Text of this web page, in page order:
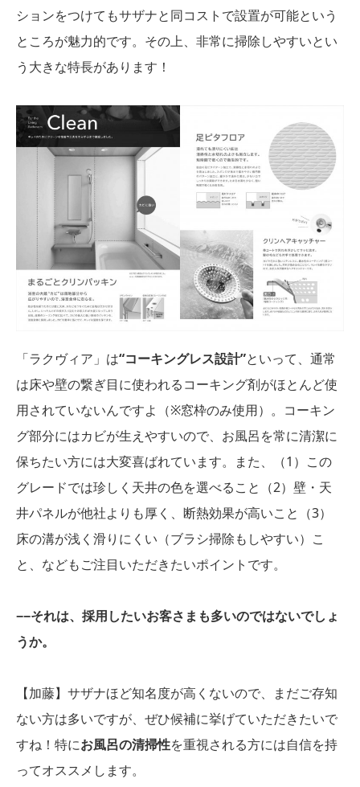
ションをつけてもサザナと同コストで設置が可能という
ところが魅力的です。その上、非常に掃除しやすいとい
う大きな特長があります！
「ラクヴィア」は“コーキングレス設計”といって、通常
は床や壁の繋ぎ目に使われるコーキング剤がほとんど使
用されていないんですよ（※窓枠のみ使用）。コーキン
グ部分にはカビが生えやすいので、お風呂を常に清潔に
保ちたい方には大変喜ばれています。また、（1）この
グレードでは珍しく天井の色を選べること（2）壁・天
井パネルが他社よりも厚く、断熱効果が高いこと（3）
床の溝が浅く滑りにくい（ブラシ掃除もしやすい）こ
と、などもご注目いただきたいポイントです。
−−それは、採用したいお客さまも多いのではないでしょ
うか。
【加藤】サザナほど知名度が高くないので、まだご存知
ない方は多いですが、ぜひ候補に挙げていただきたいで
すね！特にお風呂の清掃性を重視される方には自信を持
ってオススメします。